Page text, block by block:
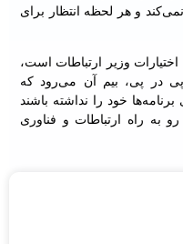
و هر لحظه انتظار برای
وزیر ارتباطات است،
پی در پی، بیم آن می‌رود که
خود را نداشته باشند
به راه ارتباطات و فناوری